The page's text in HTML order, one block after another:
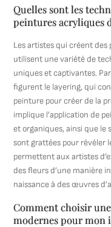
Quelles sont les
peintures acryliques
Les artistes qui créent
utilisent une variété de
uniques et captivantes.
figurent le layering, qui
peinture pour créer de la
implique l’application de
et organiques, ainsi que le
sont grattées pour révéler
permettent aux artistes
des fleurs d’une manière
naissance à des œuvres
Comment choisir
modernes pour mon